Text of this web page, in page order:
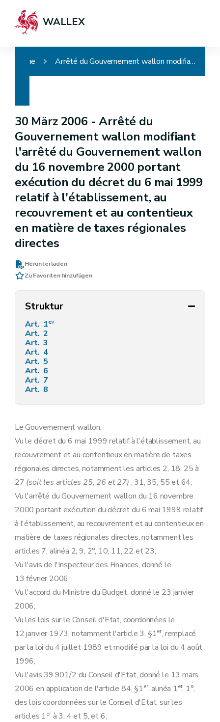
WALLEX
Home Arrêté du Gouvernement wallon modifiant l'arrêté du Gouvernement wallon du 16 novembre 2000 portant exécution du décret du 6 mai 1999 relatif à l'établissement, au recouvrement et au contentieux en matière de taxes régionales directes
30 März 2006 -Arrêté du
Gouvernement wallon modifiant
l'arrêté du Gouvernement wallon
du 16 novembre 2000 portant
exécution du décret du 6 mai 1999
relatif à l'établissement, au
recouvrement et au contentieux
en matière de taxes régionales
directes
Herunterladen
Zu Favoriten hinzufügen
Struktur
Art. 1er
Art. 2
Art. 3
Art. 4
Art. 5
Art. 6
Art. 7
Art. 8
Le Gouvernement wallon,
Vu le décret du 6 mai 1999 relatif à l'établissement, au
recouvrement et au contentieux en matière de taxes
régionales directes, notamment les articles 2, 18, 25 à
27 (soit les articles 25, 26 et 27) , 31, 35, 55 et 64;
Vu l'arrêté du Gouvernement wallon du 16 novembre
2000 portant exécution du décret du 6 mai 1999 relatif
à l'établissement, au recouvrement et au contentieux en
matière de taxes régionales directes, notamment les
articles 7, alinéa 2, 9, 2°, 10, 11, 22 et 23;
Vu l'avis de l'Inspecteur des Finances, donné le
13 février 2006;
Vu l'accord du Ministre du Budget, donné le 23 janvier
2006;
Vu les lois sur le Conseil d'Etat, coordonnées le
12 janvier 1973, notamment l'article 3, §1er, remplacé
par la loi du 4 juillet 1989 et modifié par la loi du 4 août
1996;
Vu l'avis 39.901/2 du Conseil d'Etat, donné le 13 mars
2006 en application de l'article 84, §1er, alinéa 1er, 1°,
des lois coordonnées sur le Conseil d'Etat, sur les
articles 1erà 3, 4 et 5, et 6;